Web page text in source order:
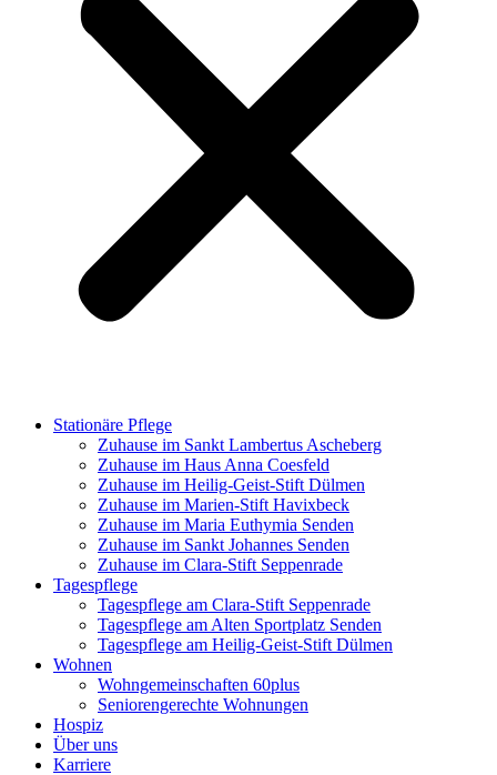
Stationäre Pflege
Zuhause im Sankt Lambertus Ascheberg
Zuhause im Haus Anna Coesfeld
Zuhause im Heilig-Geist-Stift Dülmen
Zuhause im Marien-Stift Havixbeck
Zuhause im Maria Euthymia Senden
Zuhause im Sankt Johannes Senden
Zuhause im Clara-Stift Seppenrade
Tagespflege
Tagespflege am Clara-Stift Seppenrade
Tagespflege am Alten Sportplatz Senden
Tagespflege am Heilig-Geist-Stift Dülmen
Wohnen
Wohngemeinschaften 60plus
Seniorengerechte Wohnungen
Hospiz
Über uns
Karriere